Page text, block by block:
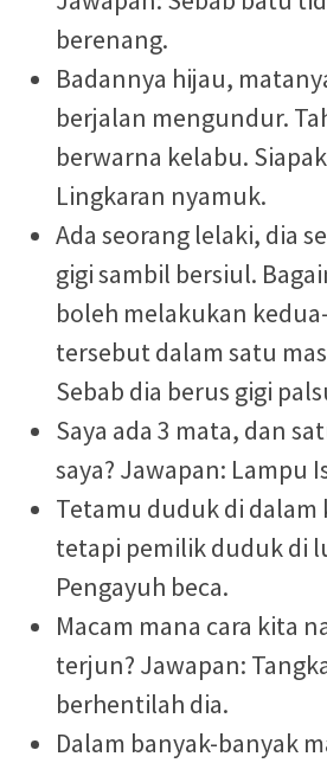
berenang.
Badannya hijau,
berjalan mengundur.
berwarna kelabu.
Lingkaran nyamuk.
Ada seorang lelaki, dia
gigi sambil bersiul.
boleh melakukan
tersebut dalam satu
Sebab dia berus gigi
Saya ada 3 mata, dan
saya? Jawapan: Lampu
Tetamu duduk di dalam
tetapi pemilik duduk di
Pengayuh beca.
Macam mana cara kita
terjun? Jawapan:
berhentilah dia.
Dalam banyak-banyak